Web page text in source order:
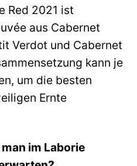
Red 2021 ist
aus Cabernet
Verdot und Cabernet
kann je
um die besten
Ernte
im Laborie